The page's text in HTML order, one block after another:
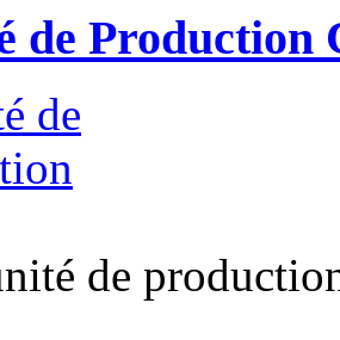
de Production
de